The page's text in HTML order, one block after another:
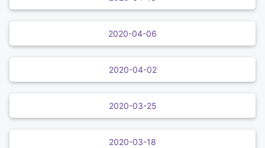
2020-04-06
2020-04-02
2020-03-25
2020-03-18